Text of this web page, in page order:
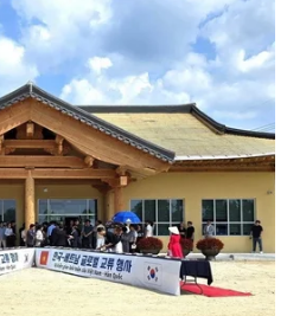
MỤC
sách
74,96% dự
sách gần